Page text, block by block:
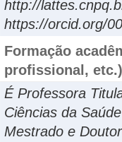
http://
https://orcid.org/
Formação
profissional, etc.)
É Professora
Ciências da
Mestrado e